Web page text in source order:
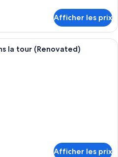
Afficher les prix
Une chambre d’hôtel avec deux lits,
la tour (Renovated)
Afficher les prix